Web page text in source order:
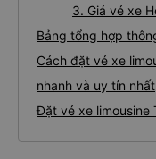
3. Giá vé xe
Bảng tổng hợp
Cách đặt vé xe
nhanh và uy tín nhất
Đặt vé xe limousine